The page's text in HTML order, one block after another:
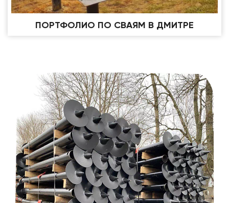
ПОРТФОЛИО ПО СВАЯМ В ДМИТРЕ